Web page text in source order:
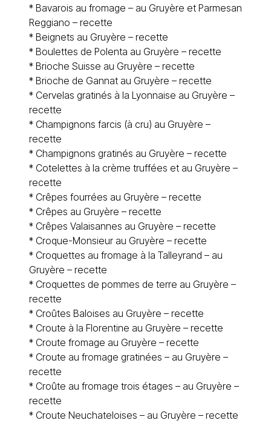
* Bavarois au fromage – au Gruyère et Parmesan
Reggiano – recette
* Beignets au Gruyère – recette
* Boulettes de Polenta au Gruyère – recette
* Brioche Suisse au Gruyère – recette
* Brioche de Gannat au Gruyère – recette
* Cervelas gratinés à la Lyonnaise au Gruyère –
recette
* Champignons farcis (à cru) au Gruyère –
recette
* Champignons gratinés au Gruyère – recette
* Cotelettes à la crème truffées et au Gruyère –
recette
* Crêpes fourrées au Gruyère – recette
* Crêpes au Gruyère – recette
* Crêpes Valaisannes au Gruyère – recette
* Croque-Monsieur au Gruyère – recette
* Croquettes au fromage à la Talleyrand – au
Gruyère – recette
* Croquettes de pommes de terre au Gruyère –
recette
* Croûtes Baloises au Gruyère – recette
* Croute à la Florentine au Gruyère – recette
* Croute fromage au Gruyère – recette
* Croute au fromage gratinées – au Gruyère –
recette
* Croûte au fromage trois étages – au Gruyère –
recette
* Croute Neuchateloises – au Gruyère – recette